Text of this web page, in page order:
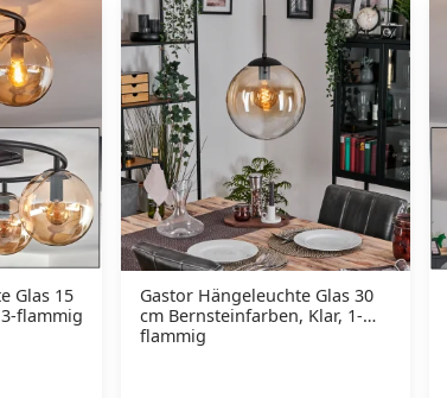
Glas 15
flammig
Gastor Hängeleuchte Glas 30
cm Bernsteinfarben, Klar, 1-
flammig